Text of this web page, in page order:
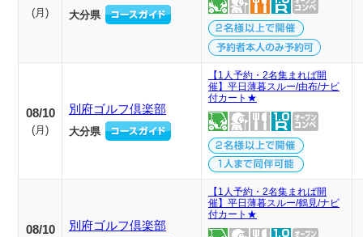
( 月 ) 大分県
08/10
( 月 )
別府ゴルフ倶楽部
大分県
【1人予約・2名集まれば開
催】平日薄暮スルー/由布/ナビ
付カート★
08/10 別府ゴルフ倶楽部
【1人予約・2名集まれば開
催】平日薄暮スルー/鶴見/ナビ
付カート★